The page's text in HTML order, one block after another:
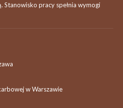
Stanowisko pracy spełnia wymogi
w Warszawie